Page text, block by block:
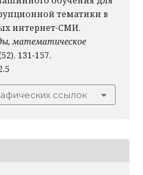
тематики в
интернет-СМИ.
математическое
131-157.
ссылок